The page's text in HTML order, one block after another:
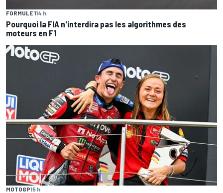
FORMULE 114 h
Pourquoi la FIA n'interdira pas les algorithmes des
moteurs en F1
MOTOGP15 h